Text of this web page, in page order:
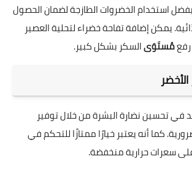
استخدام الخضروات الطازجة لضمان الحصول
يمكن إضافة تفاحة خضراء لتحلية العصير
مُستَوَىالسكر بشكل كبير.
في تحسين نضارة البشرة من خلال توفير
كما أنه يعتبر خيارًا ممتازًا للتحكم في
سعرات حرارية منخفضة.